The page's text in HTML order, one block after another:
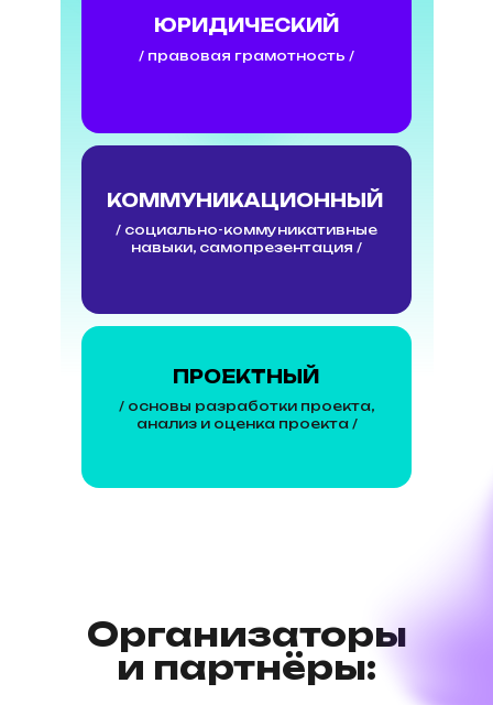
ЮРИДИЧЕСКИЙ
КОММУНИКАЦИОННЫЙ
ПРОЕКТНЫЙ
/ правовая грамотность /
/ социально-коммуникативные
навыки, самопрезентация /
/ основы разработки проекта,
анализ и оценка проекта /
Организаторы
и партнёры: